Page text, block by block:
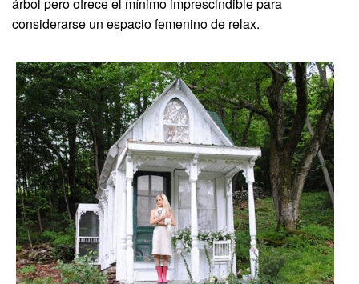
considerarse un espacio femenino de relax.